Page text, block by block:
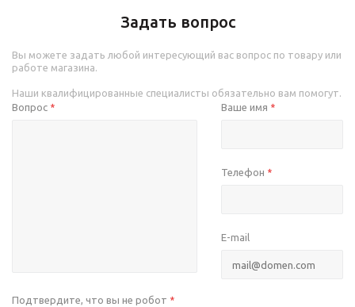
Задать вопрос
Вы можете задать любой интересующий вас вопрос по товару или
работе магазина.
Наши квалифицированные специалисты обязательно вам помогут.
Вопрос * Ваше имя *
Телефон *
E-mail
Подтвердите, что вы не робот *